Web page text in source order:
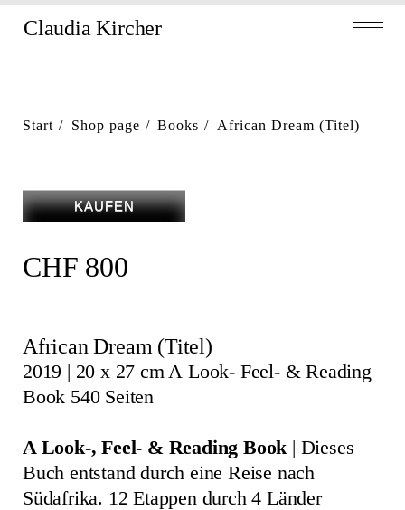
Claudia Kircher
Start Shop page Books African Dream (Titel)
KAUFEN
CHF 800
African Dream (Titel)
2019 | 20 x 27 cm A Look- Feel- & Reading
Book 540 Seiten
A Look-, Feel- & Reading Book| Dieses
Buch entstand durch eine Reise nach
Südafrika. 12 Etappen durch 4 Länder